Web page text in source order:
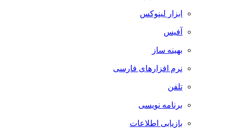
ابزار لینوکس
آفیس
بهینه ساز
نرم افزارهای فارسی
تلفن
برنامه نویسی
بازیابی اطلاعات